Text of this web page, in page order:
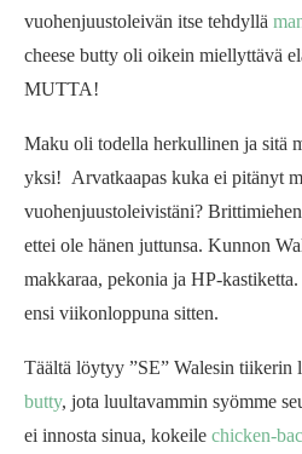
vuohenjuustoleivän itse tehdyllä
cheese butty oli oikein miellyttävä
MUTTA!
Maku oli todella herkullinen ja sitä
yksi! Arvatkaapas kuka ei pitänyt
vuohenjuustoleivistäni?
ettei ole hänen juttunsa. Kunnon
makkaraa, pekonia ja HP-
ensi viikonloppuna sitten.
Täältä löytyy ”SE” Walesin tiikerin
butty, jota luultavammin syömme
ei innosta sinua, kokeile chicken-